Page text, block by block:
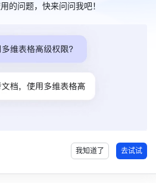
的问题，快来问问我吧！
我知道了 去试试
程​